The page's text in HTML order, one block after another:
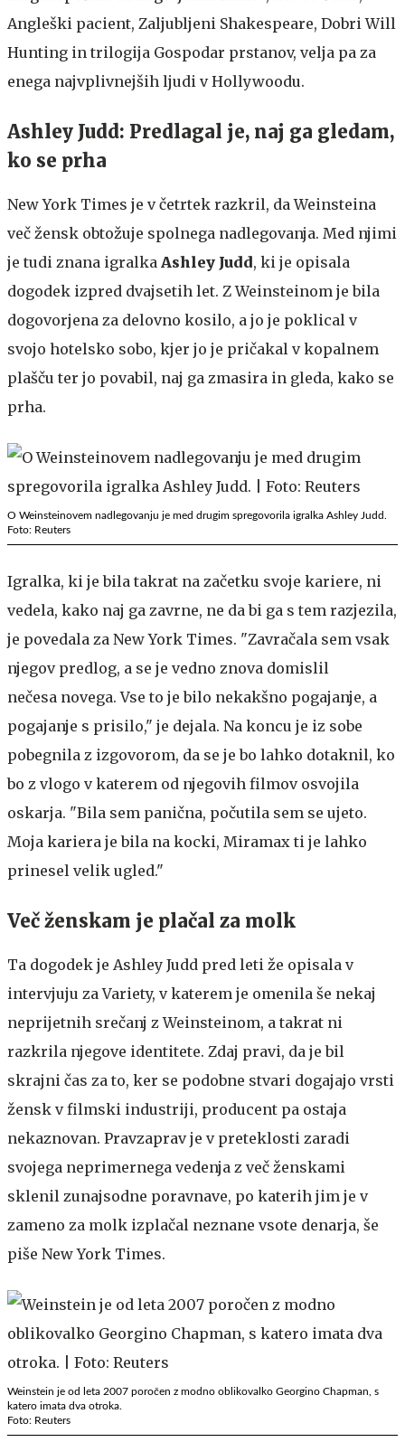
Angleški pacient, Zaljubljeni Shakespeare, Dobri Will
Hunting in trilogija Gospodar prstanov, velja pa za
enega najvplivnejših ljudi v Hollywoodu.
Ashley Judd: Predlagal je, naj ga gledam,
ko se prha
New York Times je v četrtek razkril, da Weinsteina
več žensk obtožuje spolnega nadlegovanja. Med njimi
je tudi znana igralka Ashley Judd, ki je opisala
dogodek izpred dvajsetih let. Z Weinsteinom je bila
dogovorjena za delovno kosilo, a jo je poklical v
svojo hotelsko sobo, kjer jo je pričakal v kopalnem
plašču ter jo povabil, naj ga zmasira in gleda, kako se
prha.
O Weinsteinovem nadlegovanju je med drugim spregovorila igralka Ashley Judd.
Foto: Reuters
Igralka, ki je bila takrat na začetku svoje kariere, ni
vedela, kako naj ga zavrne, ne da bi ga s tem razjezila,
je povedala za New York Times. "Zavračala sem vsak
njegov predlog, a se je vedno znova domislil
nečesa novega. Vse to je bilo nekakšno pogajanje, a
pogajanje s prisilo," je dejala. Na koncu je iz sobe
pobegnila z izgovorom, da se je bo lahko dotaknil, ko
bo z vlogo v katerem od njegovih filmov osvojila
oskarja. "Bila sem panična, počutila sem se ujeto.
Moja kariera je bila na kocki, Miramax ti je lahko
prinesel velik ugled."
Več ženskam je plačal za molk
Ta dogodek je Ashley Judd pred leti že opisala v
intervjuju za Variety, v katerem je omenila še nekaj
neprijetnih srečanj z Weinsteinom, a takrat ni
razkrila njegove identitete. Zdaj pravi, da je bil
skrajni čas za to, ker se podobne stvari dogajajo vrsti
žensk v filmski industriji, producent pa ostaja
nekaznovan. Pravzaprav je v preteklosti zaradi
svojega neprimernega vedenja z več ženskami
sklenil zunajsodne poravnave, po katerih jim je v
zameno za molk izplačal neznane vsote denarja, še
piše New York Times.
Weinstein je od leta 2007 poročen z modno oblikovalko Georgino Chapman, s
katero imata dva otroka.
Foto: Reuters